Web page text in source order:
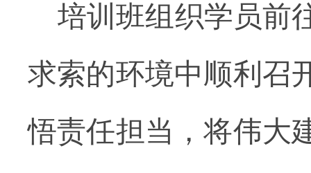
培训班组织学员前
求索的环境中顺利召
悟责任担当，将伟大